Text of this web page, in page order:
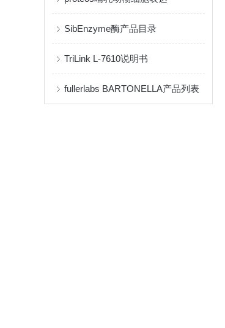
SibEnzyme酶产品目录
TriLink L-7610说明书
fullerlabs BARTONELLA产品列表